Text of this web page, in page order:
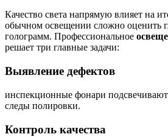
Качество света напрямую влияет на
обычном освещении сложно оценить
голограмм. Профессиональное
решает три главные задачи:
Выявление дефектов
инспекционные фонари
следы полировки.
Контроль качества